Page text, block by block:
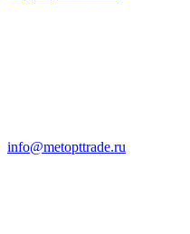
info@metopttrade.ru